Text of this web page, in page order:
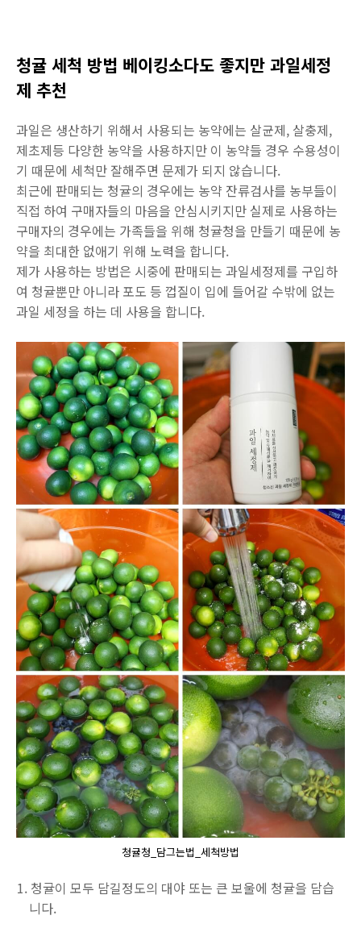
청귤 세척 방법 베이킹소다도 좋지만 과일세정
제 추천
과일은 생산하기 위해서 사용되는 농약에는 살균제, 살충제,
제초제등 다양한 농약을 사용하지만 이 농약들 경우 수용성이
기 때문에 세척만 잘해주면 문제가 되지 않습니다.
최근에 판매되는 청귤의 경우에는 농약 잔류검사를 농부들이
직접 하여 구매자들의 마음을 안심시키지만 실제로 사용하는
구매자의 경우에는 가족들을 위해 청귤청을 만들기 때문에 농
약을 최대한 없애기 위해 노력을 합니다.
제가 사용하는 방법은 시중에 판매되는 과일세정제를 구입하
여 청귤뿐만 아니라 포도 등 껍질이 입에 들어갈 수밖에 없는
과일 세정을 하는 데 사용을 합니다.
청귤청_담그는법_세척방법
청귤이 모두 담길정도의 대야 또는 큰 보울에 청귤을 담습
니다.